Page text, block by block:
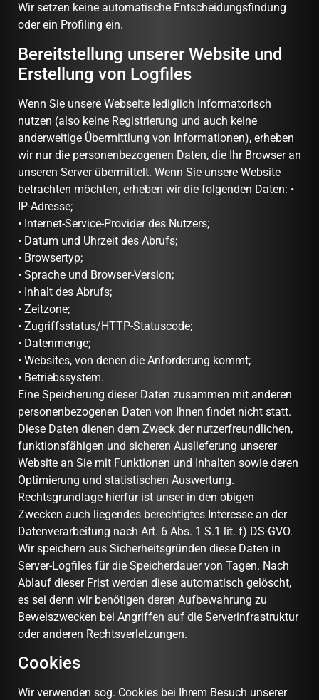
Wir setzen keine automatische Entscheidungsfindung
oder ein Profiling ein.
Bereitstellung unserer Website und
Erstellung von Logfiles
Wenn Sie unsere Webseite lediglich informatorisch
nutzen (also keine Registrierung und auch keine
anderweitige Übermittlung von Informationen), erheben
wir nur die personenbezogenen Daten, die Ihr Browser an
unseren Server übermittelt. Wenn Sie unsere Website
betrachten möchten, erheben wir die folgenden Daten: •
IP-Adresse;
• Internet-Service-Provider des Nutzers;
• Datum und Uhrzeit des Abrufs;
• Browsertyp;
• Sprache und Browser-Version;
• Inhalt des Abrufs;
• Zeitzone;
• Zugriffsstatus/HTTP-Statuscode;
• Datenmenge;
• Websites, von denen die Anforderung kommt;
• Betriebssystem.
Eine Speicherung dieser Daten zusammen mit anderen
personenbezogenen Daten von Ihnen findet nicht statt.
Diese Daten dienen dem Zweck der nutzerfreundlichen,
funktionsfähigen und sicheren Auslieferung unserer
Website an Sie mit Funktionen und Inhalten sowie deren
Optimierung und statistischen Auswertung.
Rechtsgrundlage hierfür ist unser in den obigen
Zwecken auch liegendes berechtigtes Interesse an der
Datenverarbeitung nach Art. 6 Abs. 1 S.1 lit. f) DS-GVO.
Wir speichern aus Sicherheitsgründen diese Daten in
Server-Logfiles für die Speicherdauer von Tagen. Nach
Ablauf dieser Frist werden diese automatisch gelöscht,
es sei denn wir benötigen deren Aufbewahrung zu
Beweiszwecken bei Angriffen auf die Serverinfrastruktur
oder anderen Rechtsverletzungen.
Cookies
Wir verwenden sog. Cookies bei Ihrem Besuch unserer